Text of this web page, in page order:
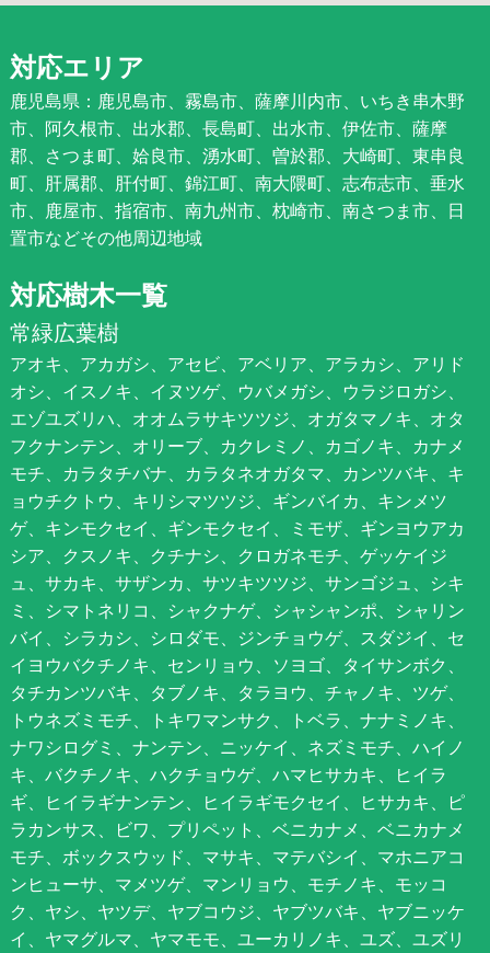
対応エリア
鹿児島県：鹿児島市、霧島市、薩摩川内市、いちき串木野
市、阿久根市、出水郡、長島町、出水市、伊佐市、薩摩
郡、さつま町、姶良市、湧水町、曽於郡、大崎町、東串良
町、肝属郡、肝付町、錦江町、南大隈町、志布志市、垂水
市、鹿屋市、指宿市、南九州市、枕崎市、南さつま市、日
置市などその他周辺地域
対応樹木一覧
常緑広葉樹
アオキ、アカガシ、アセビ、アベリア、アラカシ、アリド
オシ、イスノキ、イヌツゲ、ウバメガシ、ウラジロガシ、
エゾユズリハ、オオムラサキツツジ、オガタマノキ、オタ
フクナンテン、オリーブ、カクレミノ、カゴノキ、カナメ
モチ、カラタチバナ、カラタネオガタマ、カンツバキ、キ
ョウチクトウ、キリシマツツジ、ギンバイカ、キンメツ
ゲ、キンモクセイ、ギンモクセイ、ミモザ、ギンヨウアカ
シア、クスノキ、クチナシ、クロガネモチ、ゲッケイジ
ュ、サカキ、サザンカ、サツキツツジ、サンゴジュ、シキ
ミ、シマトネリコ、シャクナゲ、シャシャンポ、シャリン
バイ、シラカシ、シロダモ、ジンチョウゲ、スダジイ、セ
イヨウバクチノキ、センリョウ、ソヨゴ、タイサンボク、
タチカンツバキ、タブノキ、タラヨウ、チャノキ、ツゲ、
トウネズミモチ、トキワマンサク、トベラ、ナナミノキ、
ナワシログミ、ナンテン、ニッケイ、ネズミモチ、ハイノ
キ、バクチノキ、ハクチョウゲ、ハマヒサカキ、ヒイラ
ギ、ヒイラギナンテン、ヒイラギモクセイ、ヒサカキ、ピ
ラカンサス、ビワ、プリペット、ベニカナメ、ベニカナメ
モチ、ボックスウッド、マサキ、マテバシイ、マホニアコ
ンヒューサ、マメツゲ、マンリョウ、モチノキ、モッコ
ク、ヤシ、ヤツデ、ヤブコウジ、ヤブツバキ、ヤブニッケ
イ、ヤマグルマ、ヤマモモ、ユーカリノキ、ユズ、ユズリ